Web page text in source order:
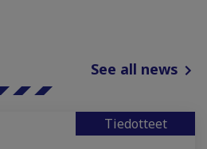
See all news
Tiedotteet